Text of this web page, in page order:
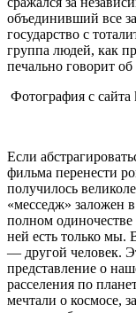
объединивший все
государство с
группа людей, как
печально говорит
Фотография с сайта
Если
фильма перенести
получилось
«месседж» заложен
полном одиночестве
ней есть только мы.
— другой человек.
представление о
расселения по
мечтали о космосе,